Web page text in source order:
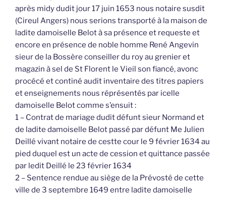
après midy dudit jour 17 juin 1653 nous notaire susdit
(Cireul Angers) nous serions transporté à la maison de
ladite damoiselle Belot à sa présence et requeste et
encore en présence de noble homme René Angevin
sieur de la Bossère conseiller du roy au grenier et
magazin à sel de St Florent le Vieil son fiancé, avonc
procécé et continé audit inventaire des titres papiers
et enseignements nous réprésentés par icelle
damoiselle Belot comme s’ensuit :
1 – Contrat de mariage dudit défunt sieur Normand et
de ladite damoiselle Belot passé par défunt Me Julien
Deillé vivant notaire de cestte cour le 9 février 1634 au
pied duquel est un acte de cession et quittance passée
par ledit Deillé le 23 février 1634
2 – Sentence rendue au siège de la Prévosté de cette
ville de 3 septembre 1649 entre ladite damoiselle